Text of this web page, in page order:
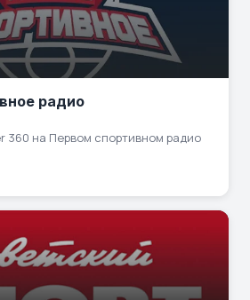
радио
360 на Первом спортивном радио